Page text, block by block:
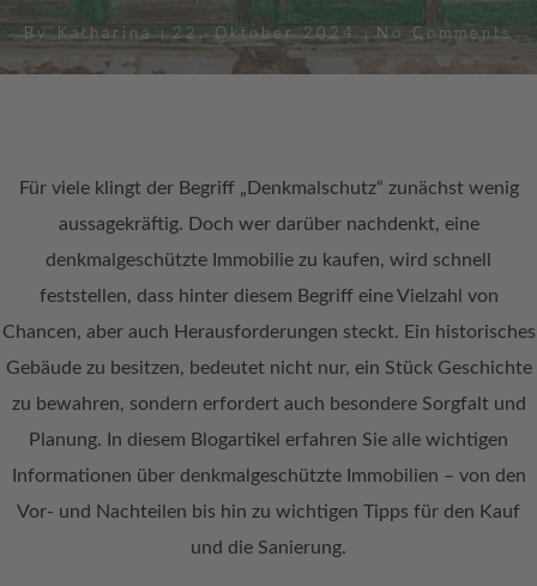
By Katharina 22. Oktober 2024 No Comments
Für viele klingt der Begriff „Denkmalschutz“ zunächst wenig
aussagekräftig. Doch wer darüber nachdenkt, eine
denkmalgeschützte Immobilie zu kaufen, wird schnell
feststellen, dass hinter diesem Begriff eine Vielzahl von
Chancen, aber auch Herausforderungen steckt. Ein historisches
Gebäude zu besitzen, bedeutet nicht nur, ein Stück Geschichte
zu bewahren, sondern erfordert auch besondere Sorgfalt und
Planung. In diesem Blogartikel erfahren Sie alle wichtigen
Informationen über denkmalgeschützte Immobilien – von den
Vor- und Nachteilen bis hin zu wichtigen Tipps für den Kauf
und die Sanierung.